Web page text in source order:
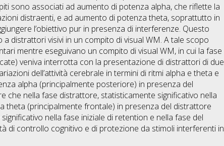
sono associati ad aumento di potenza alpha, che riflette la
distraenti, e ad aumento di potenza theta, soprattutto in
l’obiettivo pur in presenza di interferenze. Questo
distrattori visivi in un compito di visual WM. A tale scopo
mentre eseguivano un compito di visual WM, in cui la fase
veniva interrotta con la presentazione di distrattori di due
dell’attività cerebrale in termini di ritmi alpha e theta e
alpha (principalmente posteriore) in presenza del
nella fase distrattore, statisticamente significativo nella
theta (principalmente frontale) in presenza del distrattore
nella fase iniziale di retention e nella fase del
di controllo cognitivo e di protezione da stimoli interferenti in